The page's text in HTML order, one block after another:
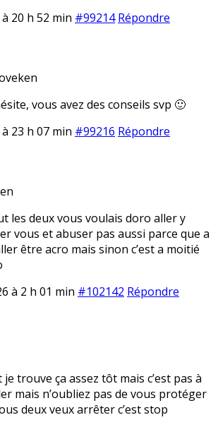
20 h 52 min #99214 Répondre
vous avez des conseils svp 🙂
23 h 07 min #99216 Répondre
les deux vous voulais doro aller y
vous et abuser pas aussi parce que a
être acro mais sinon c’est a moitié
à 2 h 01 min #102142 Répondre
trouve ça assez tôt mais c’est pas à
mais n’oubliez pas de vous protéger
deux veux arrêter c’est stop